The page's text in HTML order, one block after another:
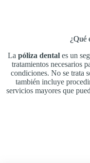
¿Qué
La póliza dental es un
tratamientos necesarios
condiciones. No se trata
también incluye
servicios mayores que